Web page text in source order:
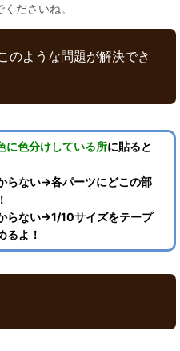
ださいね。
のような問題が解決でき
に色分けしている所に貼ると
らない→各パーツにどこの部
！
らない→1/10サイズをテープ
るよ！